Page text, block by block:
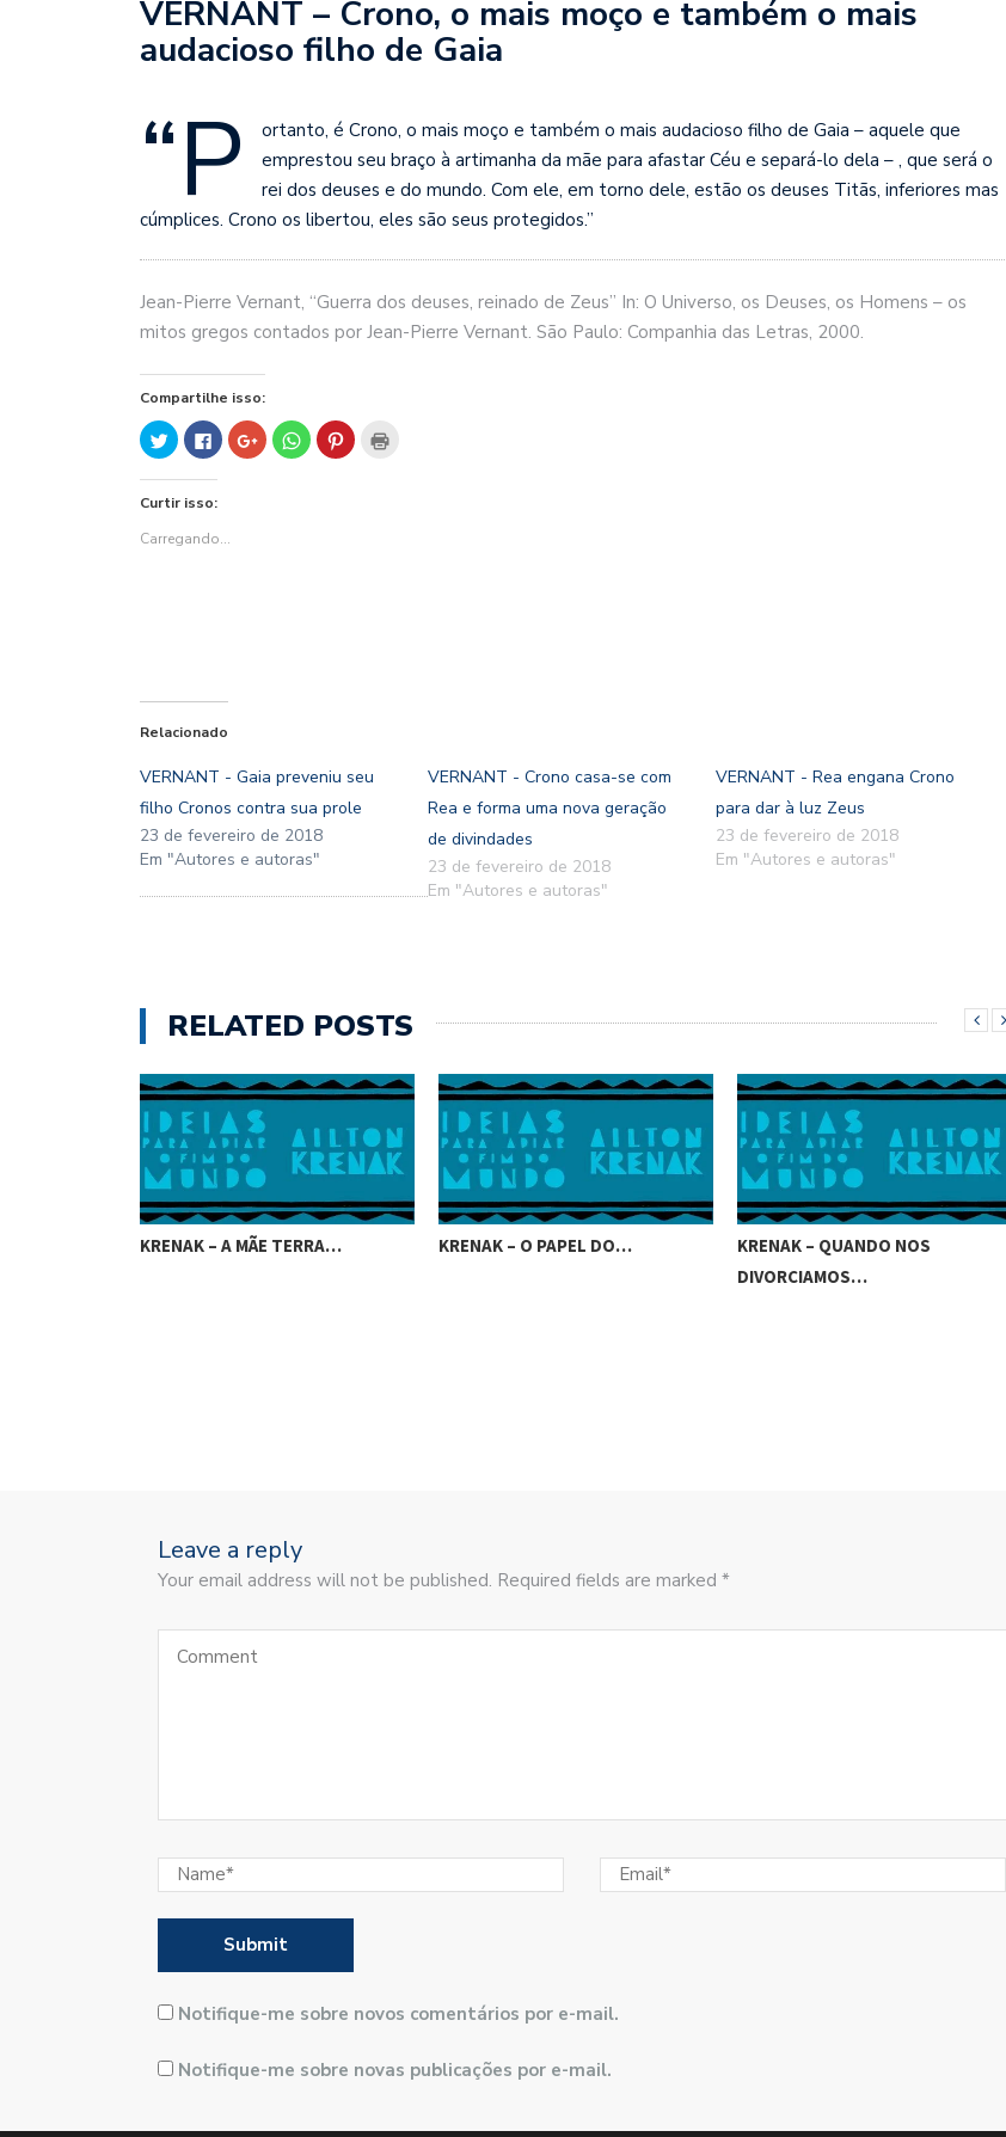
VERNANT – Crono, o mais moço e também o mais
audacioso filho de Gaia
“P
ortanto, é Crono, o mais moço e também o mais audacioso filho de Gaia – aquele que
emprestou seu braço à artimanha da mãe para afastar Céu e separá-lo dela – , que será o
rei dos deuses e do mundo. Com ele, em torno dele, estão os deuses Titãs, inferiores mas
cúmplices. Crono os libertou, eles são seus protegidos.”
Jean-Pierre Vernant, “Guerra dos deuses, reinado de Zeus” In: O Universo, os Deuses, os Homens – os
mitos gregos contados por Jean-Pierre Vernant. São Paulo: Companhia das Letras, 2000.
Compartilhe isso:
Clique
para
compartilhar
no
em
janela)
Clique
para
compartilhar
no
em
janela)
Compartilhe
no
Google+
Clique
para
compartilhar
Clique
para
Curtir isso:
Carregando...
Relacionado
VERNANT - Gaia preveniu seu
filho Cronos contra sua prole
23 de fevereiro de 2018
Em "Autores e autoras"
VERNANT - Crono casa-se com
Rea e forma uma nova geração
de divindades
23 de fevereiro de 2018
Em "Autores e autoras"
VERNANT - Rea engana Crono
para dar à luz Zeus
23 de fevereiro de 2018
Em "Autores e autoras"
RELATED POSTS
KRENAK – A MÃE TERRA… KRENAK – O PAPEL DO…
KRENAK – QUANDO NOS
DIVORCIAMOS…
Leave a reply
Your email address will not be published. Required fields are marked *
Notifique-me sobre novos comentários por e-mail.
Notifique-me sobre novas publicações por e-mail.